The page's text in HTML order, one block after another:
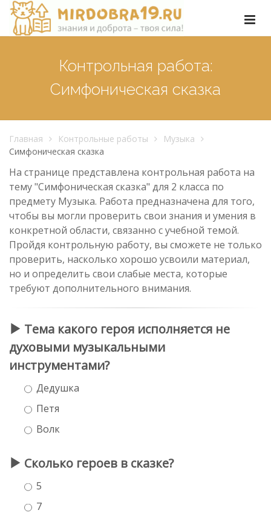
Контрольная работа:
Симфоническая сказка
Главная Контрольные работы
Музыка
Симфоническая сказка
На странице представлена контрольная работа на
тему "Симфоническая сказка" для 2 класса по
предмету Музыка. Работа предназначена для того,
чтобы вы могли проверить свои знания и умения в
конкретной области, связанно с учебной темой.
Пройдя контрольную работу, вы сможете не только
проверить, насколько хорошо усвоили материал,
но и определить свои слабые места, которые
требуют дополнительного внимания.
Тема какого героя исполняется не
духовыми музыкальными
инструментами?
Дедушка
Петя
Волк
Сколько героев в сказке?
5
7